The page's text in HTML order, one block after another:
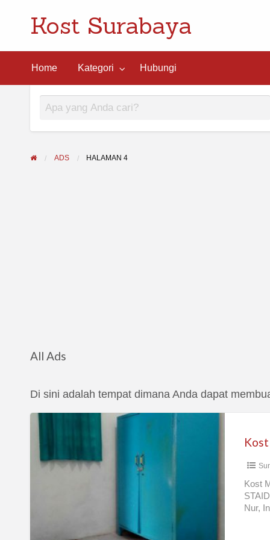
Kost Surabaya
Home Kategori Hubungi
ADS HALAMAN 4
All Ads
Di sini adalah tempat dimana Anda dapat
Kost
Mahasiswa
Putra
Kost
Nur,